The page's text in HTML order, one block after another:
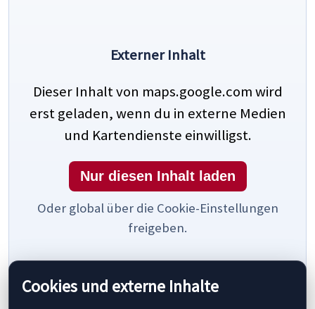
Externer Inhalt
Dieser Inhalt von maps.google.com wird
erst geladen, wenn du in externe Medien
und Kartendienste einwilligst.
Nur diesen Inhalt laden
Oder global über die Cookie-Einstellungen
freigeben.
Cookies und externe Inhalte